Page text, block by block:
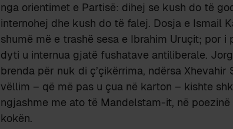
nga orientimet e Partisë: dihej se kush do të
internohej dhe kush do të falej. Dosja e Ismail
shumë më e trashë sesa e Ibrahim Uruçit; por
dyti u internua gjatë fushatave antiliberale.
brenda për nuk di ç’çikërrima, ndërsa
vëllim – që më pas u çua në karton – kishte
ngjashme me ato të Mandelstam-it, në
kokën.